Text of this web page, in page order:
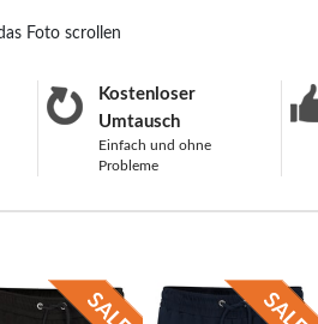
Foto scrollen
Kostenloser
Umtausch
Einfach und ohne
Probleme